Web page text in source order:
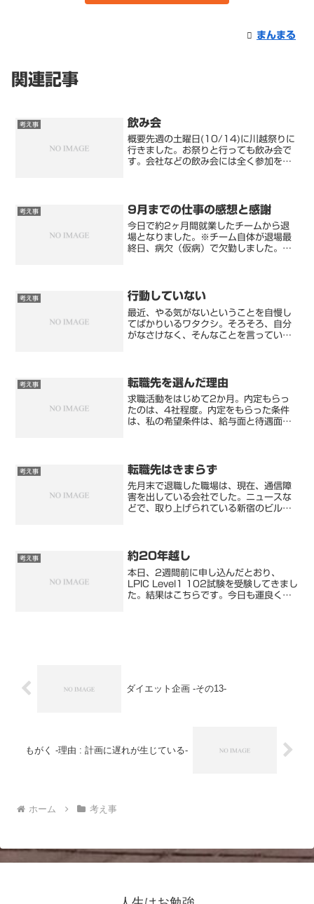
まんまる
関連記事
考え事 飲み会
概要先週の土曜日(10/14)に川越祭りに
行きました。お祭りと行っても飲み会で
す。会社などの飲み会には全く参加をし
の特徴として、テレ...
考え事 9月までの仕事の感想と感謝
今日で約2ヶ月間就業したチームから退
場となりました。※チーム自体が退場最
終日、病欠（仮病）で欠勤しました。仮
無理です。この手の非生産...
考え事 行動していない
最近、やる気がないということを自慢し
てばかりいるワタクシ。そろそろ、自分
がなさけなく、そんなことを言っている
ついて書きます。この苦手な...
考え事 転職先を選んだ理由
求職活動をはじめて2か月。内定もらっ
たのは、4社程度。内定をもらった条件
は、私の希望条件は、給与面と待遇面と
駄です。これは宝くじを当...
考え事 転職先はきまらず
先月末で退職した職場は、現在、通信障
害を出している会社でした。ニュースな
どで、取り上げられている新宿のビルに
な障害めったに起きないか...
考え事 約20年越し
本日、2週間前に申し込んだとおり、
LPIC Level1 102試験を受験してきまし
た。結果はこちらです。今日も運良く合
ダイエット企画 -その13-
もがく -理由 : 計画に遅れが生じている-
ホーム 考え事